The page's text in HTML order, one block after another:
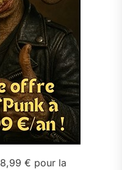
8,99 € pour la